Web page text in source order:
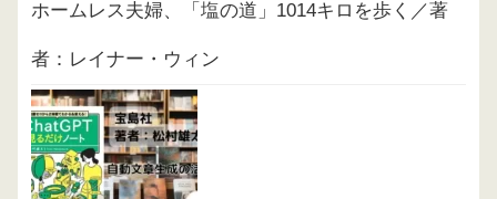
ホームレス夫婦、「塩の道」1014キロを歩く／著
者：レイナー・ウィン